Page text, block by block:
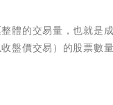
體的交易量，也就是
盤價交易）的股票數